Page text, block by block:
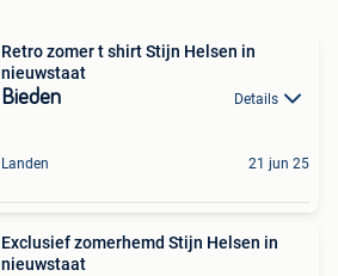
Retro zomer t shirt Stijn Helsen in
nieuwstaat
Bieden Details
Landen 21 jun 25
Exclusief zomerhemd Stijn Helsen in
nieuwstaat